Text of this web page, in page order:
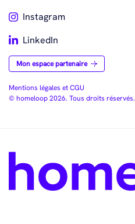
Instagram
LinkedIn
Mon espace partenaire
Mentions légales et CGU
© homeloop 2026. Tous droits réservés.